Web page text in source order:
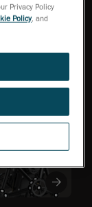
Privacy Policy
Policy, and